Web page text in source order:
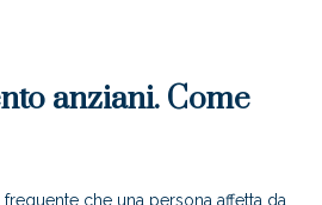
anziani. Come
frequente che una persona affetta da